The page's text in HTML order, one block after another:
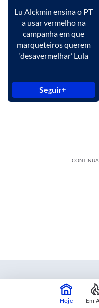
Lu Alckmin ensina o PT
a usar vermelho na
campanha em que
marqueteiros querem
‘desavermelhar’ Lula
Seguir
CONTINUA
Hoje Em